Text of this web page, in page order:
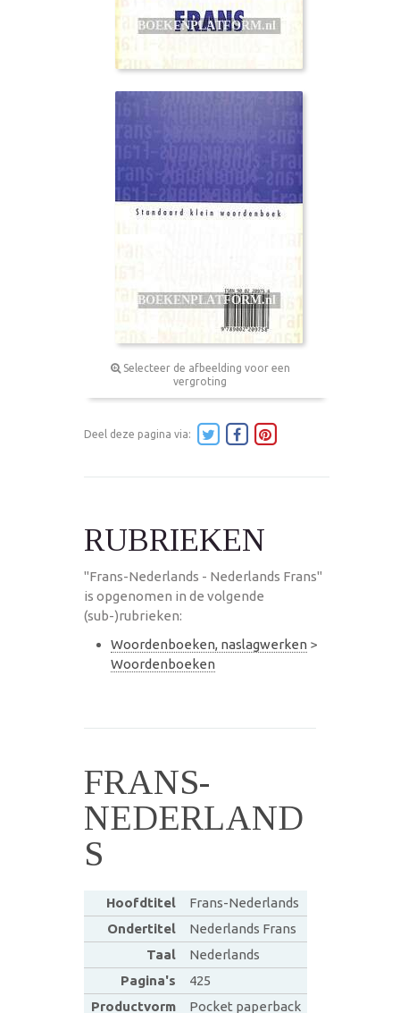
Selecteer de afbeelding voor een
vergroting
Deel deze pagina via:
RUBRIEKEN
"Frans-Nederlands - Nederlands Frans"
is opgenomen in de volgende
(sub-)rubrieken:
Woordenboeken, naslagwerken >
Woordenboeken
FRANS-
NEDERLAND
S
Hoofdtitel
Frans-Nederlands
Ondertitel
Nederlands Frans
Taal
Nederlands
Pagina's
425
Productvorm
Pocket paperback